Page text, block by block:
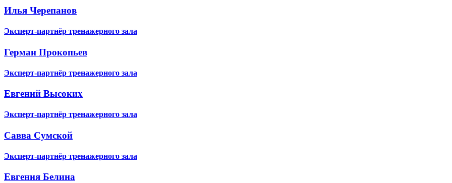
Илья Черепанов
Эксперт-партнёр тренажерного зала
Герман Прокопьев
Эксперт-партнёр тренажерного зала
Евгений Высоких
Эксперт-партнёр тренажерного зала
Савва Сумской
Эксперт-партнёр тренажерного зала
Евгения Белина